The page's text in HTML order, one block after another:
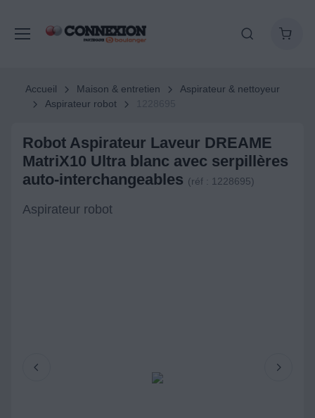
Accueil Maison & entretien
Aspirateur & nettoyeur
Aspirateur robot
Robot Aspirateur Laveur DREAME
MatriX10 Ultra blanc avec serpillères
auto-interchangeables (réf : 1228695)
Aspirateur robot